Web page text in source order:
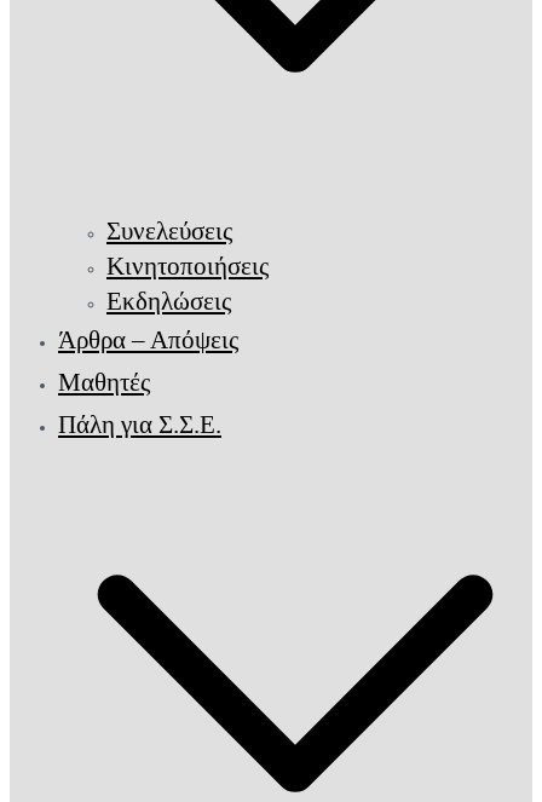
Συνελεύσεις
Κινητοποιήσεις
Εκδηλώσεις
Άρθρα – Απόψεις
Μαθητές
Πάλη για Σ.Σ.Ε.